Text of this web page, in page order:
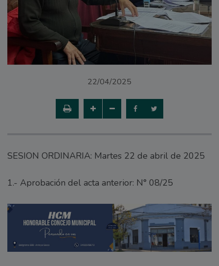
22/04/2025
SESION ORDINARIA: Martes 22 de abril de 2025
1.- Aprobación del acta anterior: N° 08/25